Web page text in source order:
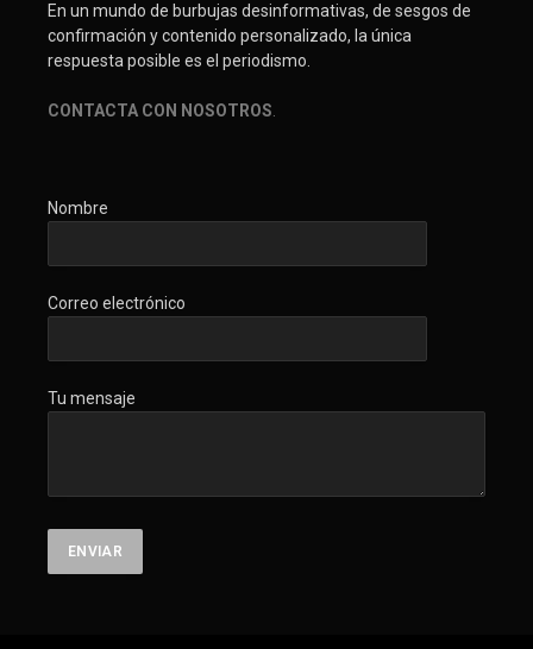
En un mundo de burbujas desinformativas, de sesgos de
confirmación y contenido personalizado, la única
respuesta posible es el periodismo.
CONTACTA CON NOSOTROS.
Nombre
Correo electrónico
Tu mensaje